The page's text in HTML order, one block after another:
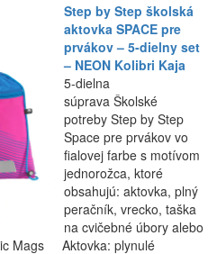
Step by Step školská
aktovka SPACE pre
prvákov – 5-dielny set
– NEON Kolibri Kaja
5-dielna
súprava Školské
potreby Step by Step
Space pre prvákov vo
fialovej farbe s motívom
jednorožca, ktoré
obsahujú: aktovka, plný
peračník, vrecko, taška
na cvičebné úbory alebo
Mags Aktovka: plynulé